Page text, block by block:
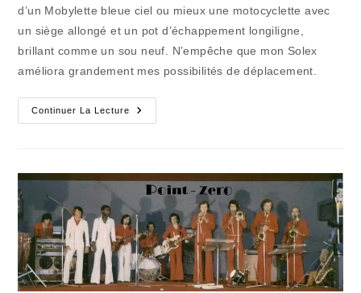
d’un Mobylette bleue ciel ou mieux une motocyclette avec
un siège allongé et un pot d’échappement longiligne,
brillant comme un sou neuf. N’empêche que mon Solex
améliora grandement mes possibilités de déplacement.
Continuer La Lecture
Mes
Bals
Solex